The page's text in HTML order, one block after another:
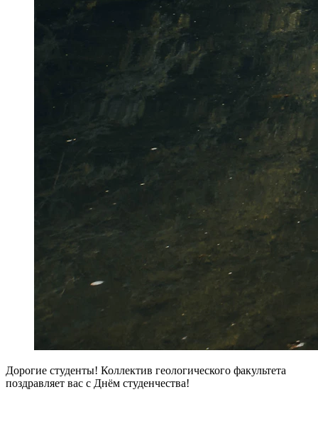
Дорогие студенты! Коллектив геологического факультета
поздравляет вас с Днём студенчества!